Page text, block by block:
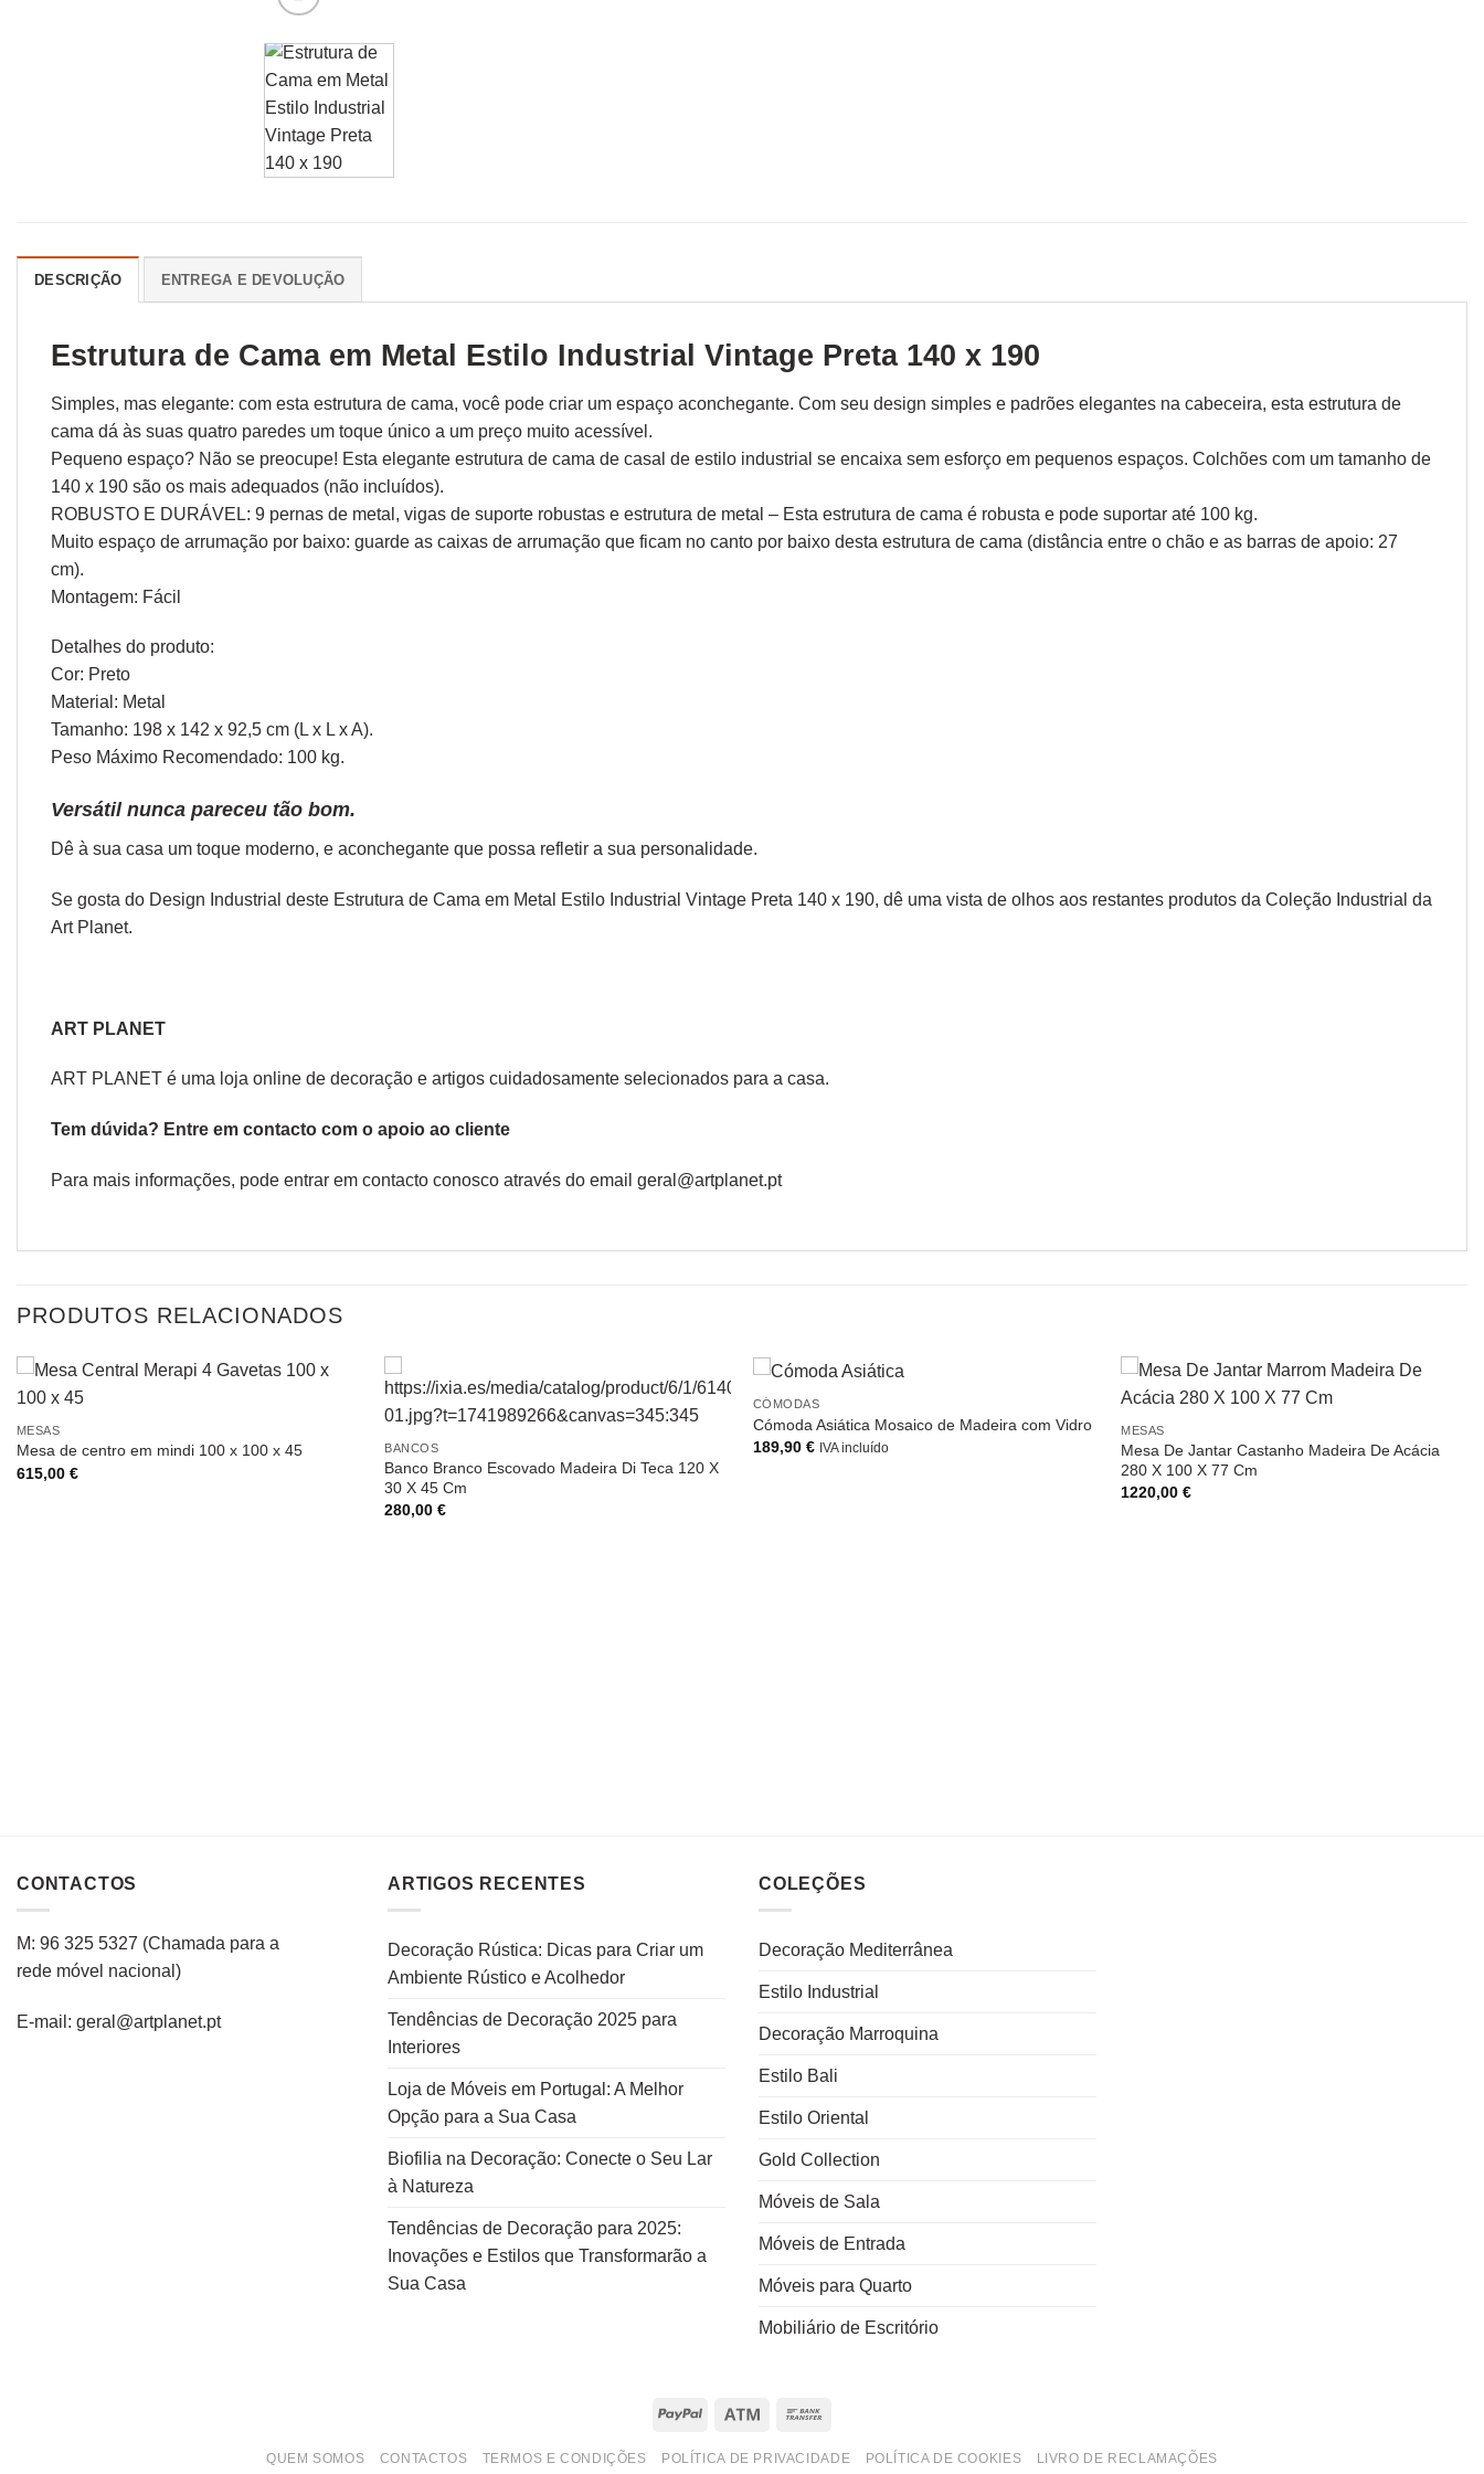
DESCRIÇÃO ENTREGA E DEVOLUÇÃO
Estrutura de Cama em Metal Estilo Industrial Vintage Preta 140 x 190
Simples, mas elegante: com esta estrutura de cama, você pode criar um espaço aconchegante. Com seu design simples e padrões elegantes na cabeceira, esta estrutura de
cama dá às suas quatro paredes um toque único a um preço muito acessível.
Pequeno espaço? Não se preocupe! Esta elegante estrutura de cama de casal de estilo industrial se encaixa sem esforço em pequenos espaços. Colchões com um tamanho de
140 x 190 são os mais adequados (não incluídos).
ROBUSTO E DURÁVEL: 9 pernas de metal, vigas de suporte robustas e estrutura de metal – Esta estrutura de cama é robusta e pode suportar até 100 kg.
Muito espaço de arrumação por baixo: guarde as caixas de arrumação que ficam no canto por baixo desta estrutura de cama (distância entre o chão e as barras de apoio: 27
cm).
Montagem: Fácil
Detalhes do produto:
Cor: Preto
Material: Metal
Tamanho: 198 x 142 x 92,5 cm (L x L x A).
Peso Máximo Recomendado: 100 kg.
Versátil nunca pareceu tão bom.
Dê à sua casa um toque moderno, e aconchegante que possa refletir a sua personalidade.
Se gosta do Design Industrial deste Estrutura de Cama em Metal Estilo Industrial Vintage Preta 140 x 190, dê uma vista de olhos aos restantes produtos da Coleção Industrial da
Art Planet.
ART PLANET
ART PLANET é uma loja online de decoração e artigos cuidadosamente selecionados para a casa.
Tem dúvida? Entre em contacto com o apoio ao cliente
Para mais informações, pode entrar em contacto conosco através do email geral@artplanet.pt
PRODUTOS RELACIONADOS
MESAS
Mesa de centro em mindi 100 x 100 x 45
615,00 €
BANCOS
Banco Branco Escovado Madeira Di Teca 120 X
30 X 45 Cm
280,00€
CÓMODAS
Cómoda Asiática Mosaico de Madeira com Vidro
189,90 € IVA incluído
MESAS
Mesa De Jantar Castanho Madeira De Acácia
280 X 100 X 77 Cm
1220,00€
CONTACTOS
M: 96 325 5327 (Chamada para a
rede móvel nacional )
E-mail: geral@artplanet.pt
ARTIGOS RECENTES
Decoração Rústica: Dicas para Criar um
Ambiente Rústico e Acolhedor
Tendências de Decoração 2025 para
Interiores
Loja de Móveis em Portugal: A Melhor
Opção para a Sua Casa
Biofilia na Decoração: Conecte o Seu Lar
à Natureza
Tendências de Decoração para 2025:
Inovações e Estilos que Transformarão a
Sua Casa
COLEÇÕES
Decoração Mediterrânea
Estilo Industrial
Decoração Marroquina
Estilo Bali
Estilo Oriental
Gold Collection
Móveis de Sala
Móveis de Entrada
Móveis para Quarto
Mobiliário de Escritório
PayPal Atm
QUEM SOMOS CONTACTOS TERMOS E CONDIÇÕES POLÍTICA DE PRIVACIDADE POLÍTICA DE COOKIES LIVRO DE RECLAMAÇÕES